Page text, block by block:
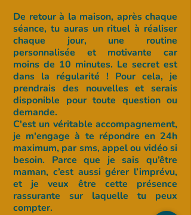
De retour à la maison, après chaque
séance, tu auras un rituel à réaliser
chaque jour, une routine
personnalisée et motivante car
moins de 10 minutes. Le secret est
dans la régularité ! Pour cela, je
prendrais des nouvelles et serais
disponible pour toute question ou
demande.
C'est un véritable accompagnement,
je m'engage à te répondre en 24h
maximum, par sms, appel ou vidéo si
besoin. Parce que je sais qu’être
maman, c’est aussi gérer l’imprévu,
et je veux être cette présence
rassurante sur laquelle tu peux
compter.